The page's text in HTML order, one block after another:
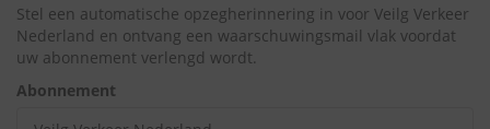
Stel een automatische opzegherinnering in voor Veilg Verkeer
Nederland en ontvang een waarschuwingsmail vlak voordat
uw abonnement verlengd wordt.
Abonnement